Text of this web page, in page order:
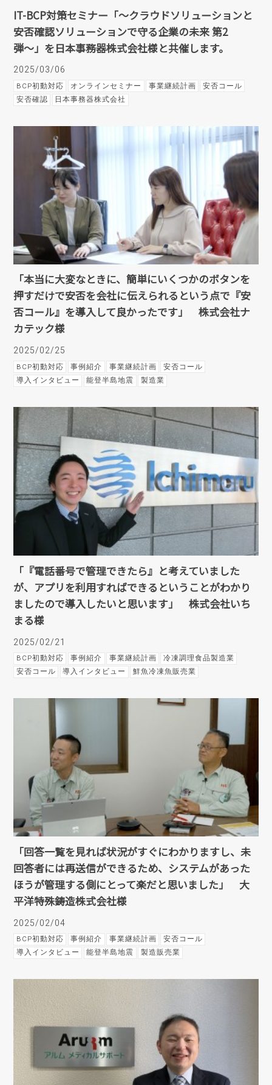
IT-BCP対策セミナー「～クラウドソリューションと
安否確認ソリューションで守る企業の未来 第2
弾〜」を日本事務器株式会社様と共催します。
2025/03/06
BCP初動対応 オンラインセミナー 事業継続計画
安否コール
安否確認
日本事務器株式会社
「本当に大変なときに、簡単にいくつかのボタンを
押すだけで安否を会社に伝えられるという点で『安
否コール』を導入して良かったです」 株式会社ナ
カテック様
2025/02/25
BCP初動対応 事例紹介 事業継続計画
安否コール
導入インタビュー
能登半島地震 製造業
「『電話番号で管理できたら』と考えていました
が、アプリを利用すればできるということがわかり
ましたので導入したいと思います」 株式会社いち
まる様
2025/02/21
BCP初動対応 事例紹介 事業継続計画
冷凍調理食品製造業
安否コール
導入インタビュー 鮮魚冷凍魚販売業
「回答一覧を見れば状況がすぐにわかりますし、未
回答者には再送信ができるため、システムがあった
ほうが管理する側にとって楽だと思いました」 大
平洋特殊鋳造株式会社様
2025/02/04
BCP初動対応 事例紹介 事業継続計画
安否コール
導入インタビュー
能登半島地震 製造販売業